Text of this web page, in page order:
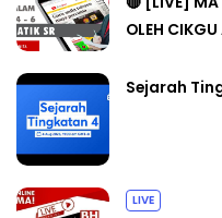
OLEH
Sejarah
LIVE